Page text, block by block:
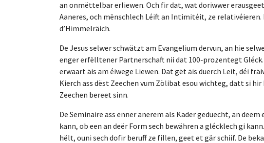
an onmëttelbar erliewen. Och fir dat, wat doriwwer
Aaneres, och mënschlech Léift an Intimitéit, ze
d’Himmelräich.
De Jesus selwer schwätzt am Evangelium dervun, an hie
enger erfëlltener Partnerschaft nii dat 100-prozentegt
erwaart äis am éiwege Liewen. Dat gët äis duerch Leit, déi
Kierch ass dëst Zeechen vum Zölibat esou wichteg, datt si
Zeechen bereet sinn.
De Seminaire ass ënner anerem als Kader geduecht, an
kann, ob een an deër Form sech bewähren a glécklech gi
hëlt, ouni sech dofir beruff ze fillen, geet et gär schiif. De